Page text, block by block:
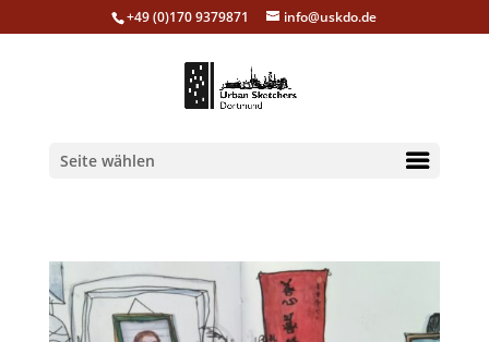
+49 (0)170 9379871 info@uskdo.de
Seite wählen